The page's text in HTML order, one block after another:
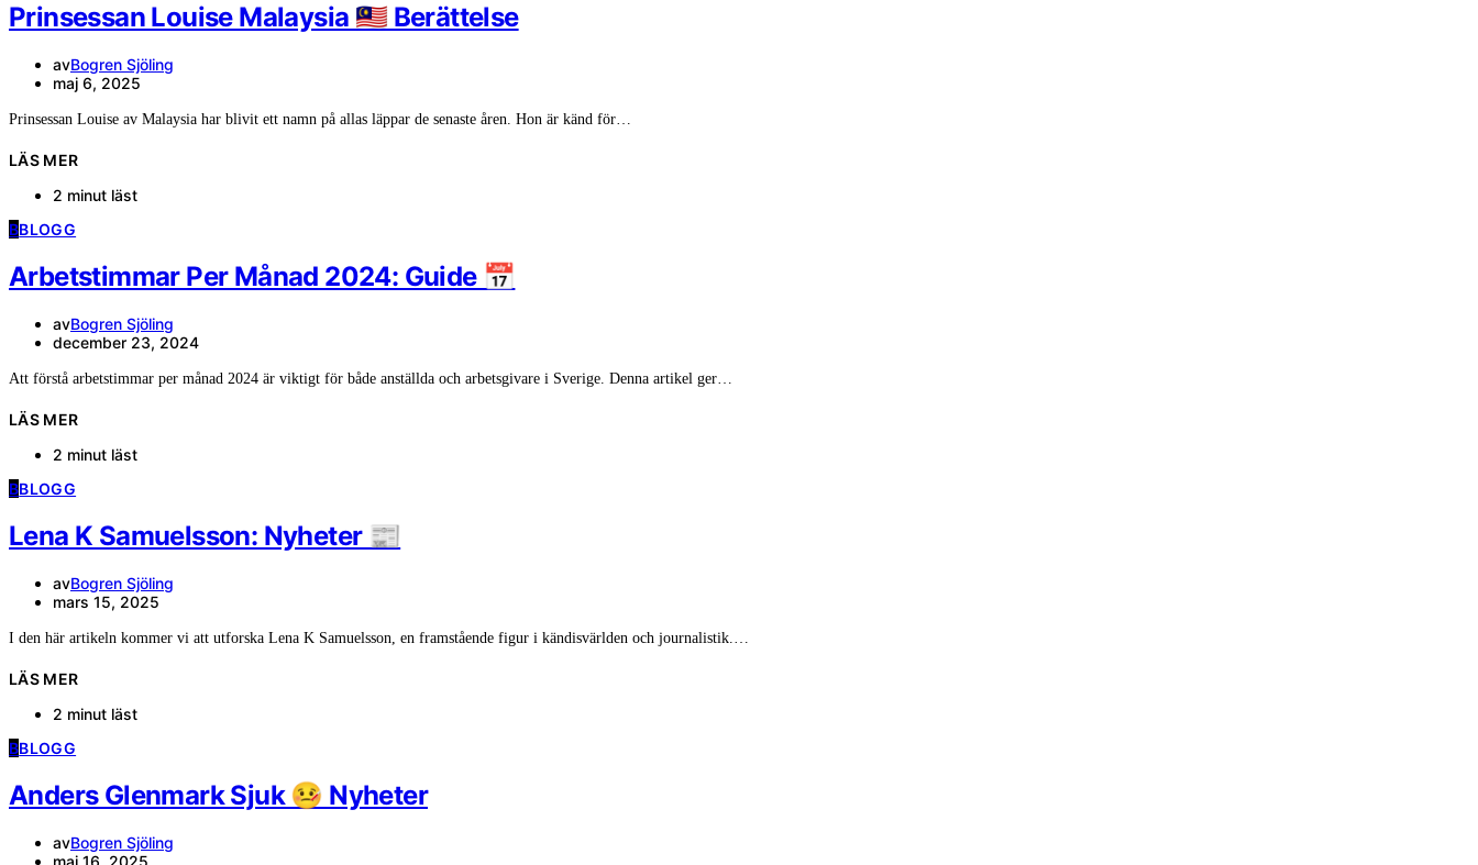
Prinsessan Louise Malaysia 🇲🇾 Berättelse
avBogren Sjöling
maj 6, 2025
Prinsessan Louise av Malaysia har blivit ett namn på allas läppar de senaste åren. Hon är känd för…
LÄS MER
2 minut läst
BBLOGG
Arbetstimmar Per Månad 2024: Guide 📅
avBogren Sjöling
december 23, 2024
Att förstå arbetstimmar per månad 2024 är viktigt för både anställda och arbetsgivare i Sverige. Denna artikel ger…
LÄS MER
2 minut läst
BBLOGG
Lena K Samuelsson: Nyheter 📰
avBogren Sjöling
mars 15, 2025
I den här artikeln kommer vi att utforska Lena K Samuelsson, en framstående figur i kändisvärlden och journalistik.…
LÄS MER
2 minut läst
BBLOGG
Anders Glenmark Sjuk 🤒 Nyheter
avBogren Sjöling
maj 16, 2025